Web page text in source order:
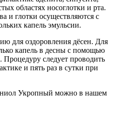
областях носоглотки и рта.
и глотки осуществляются с
капель эмульсии.
для оздоровления дёсен. Для
капель в десны с помощью
следует проводить
и пять раз в сутки при
Укропный можно в нашем